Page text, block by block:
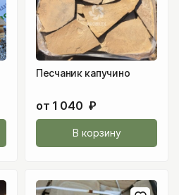
Песчаник капучино
от 1 040 ₽
В корзину